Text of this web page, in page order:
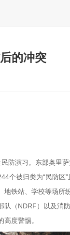
的冲突
防演习。东部奥里萨
个被归类为“民防区”
地铁站、学校等场所
队（NDRF）以及消
度警惕。